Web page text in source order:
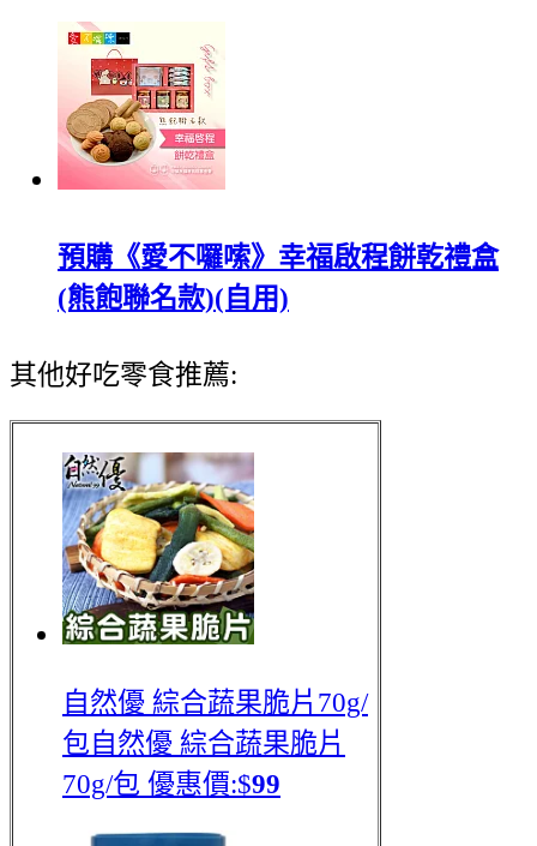
預購《愛不囉嗦》幸福啟程餅乾禮盒
(熊飽聯名款)(自用)
其他好吃零食推薦:
自然優 綜合蔬果脆片70g/
包自然優 綜合蔬果脆片
70g/包 優惠價:$99